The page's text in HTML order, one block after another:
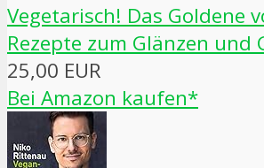
Vegetarisch! Das Goldene
Rezepte zum Glänzen und
25,00 EUR
Bei Amazon kaufen*